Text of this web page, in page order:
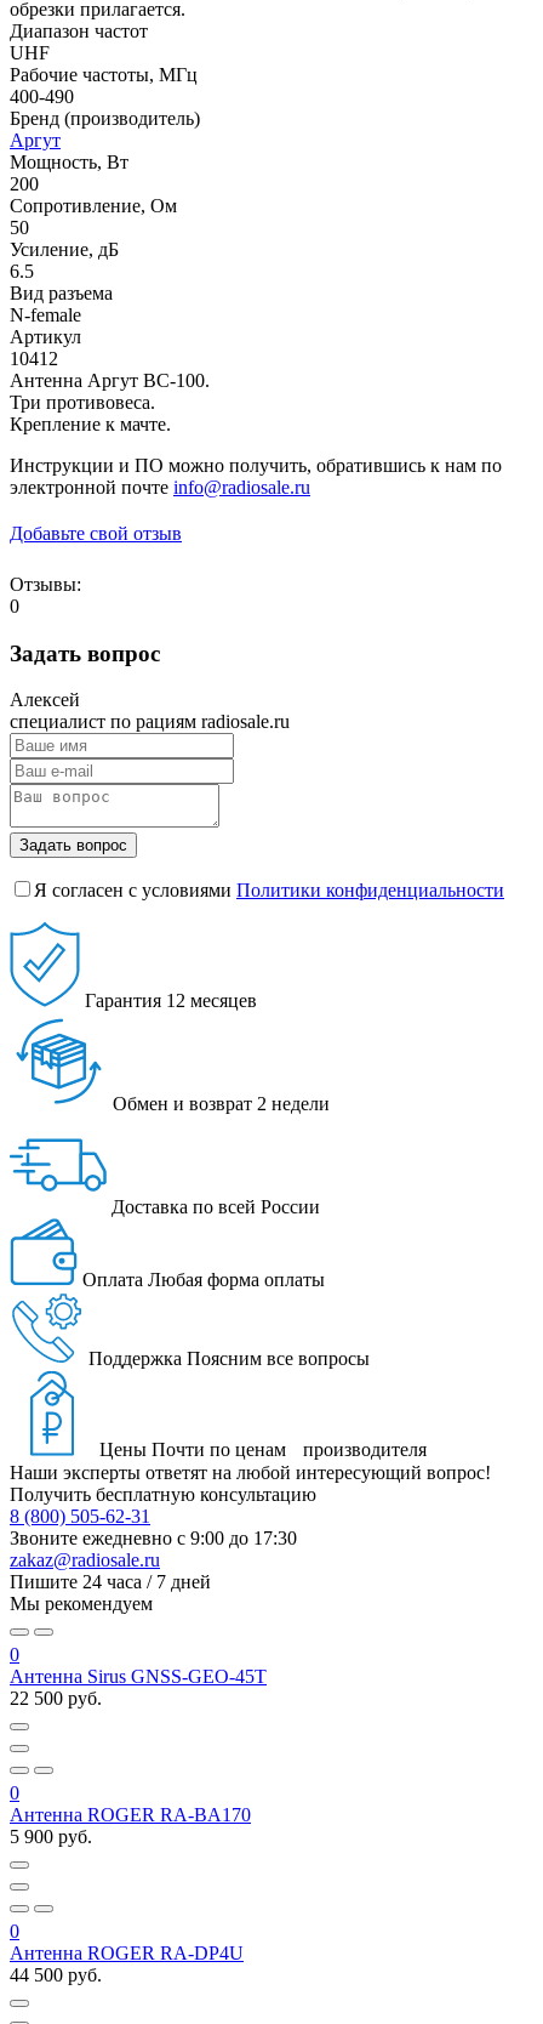
обрезки прилагается.
Диапазон частот
UHF
Рабочие частоты, МГц
400-490
Бренд (производитель)
Аргут
Мощность, Вт
200
Сопротивление, Ом
50
Усиление, дБ
6.5
Вид разъема
N-female
Артикул
10412
Антенна Аргут BC-100.
Три противовеса.
Крепление к мачте.
Инструкции и ПО можно получить, обратившись к нам по
электронной почте info@radiosale.ru
Добавьте свой отзыв
Отзывы:
0
Задать вопрос
Алексей
специалист по рациям radiosale.ru
Задать вопрос
Я согласен с условиями Политики конфиденциальности
Гарантия 12 месяцев
Обмен и возврат 2 недели
Доставка по всей России
Оплата Любая форма оплаты
Поддержка Поясним все вопросы
Цены Почти по ценам производителя
Наши эксперты ответят на любой интересующий вопрос!
Получить бесплатную консультацию
8 (800) 505-62-31
Звоните ежедневно с 9:00 до 17:30
zakaz@radiosale.ru
Пишите 24 часа / 7 дней
Мы рекомендуем
0
Антенна Sirus GNSS-GEO-45T
22 500 руб.
0
Антенна ROGER RA-BA170
5 900 руб.
0
Антенна ROGER RA-DP4U
44 500 руб.